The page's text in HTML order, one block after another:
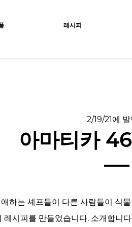
레시피
2/19/21에
아마티카
하는 셰프들이 다른 사람들이 식
시피를 만들었습니다. 소개합니